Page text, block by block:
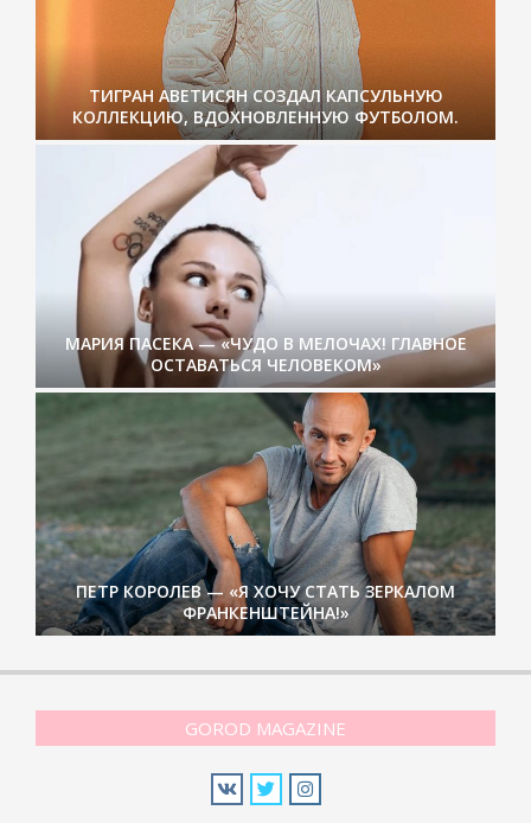
ТИГРАН АВЕТИСЯН СОЗДАЛ КАПСУЛЬНУЮ
КОЛЛЕКЦИЮ, ВДОХНОВЛЕННУЮ ФУТБОЛОМ.
МАРИЯ ПАСЕКА — «ЧУДО В МЕЛОЧАХ! ГЛАВНОЕ
ОСТАВАТЬСЯ ЧЕЛОВЕКОМ»
ПЕТР КОРОЛЕВ — «Я ХОЧУ СТАТЬ ЗЕРКАЛОМ
ФРАНКЕНШТЕЙНА!»
GOROD MAGAZINE